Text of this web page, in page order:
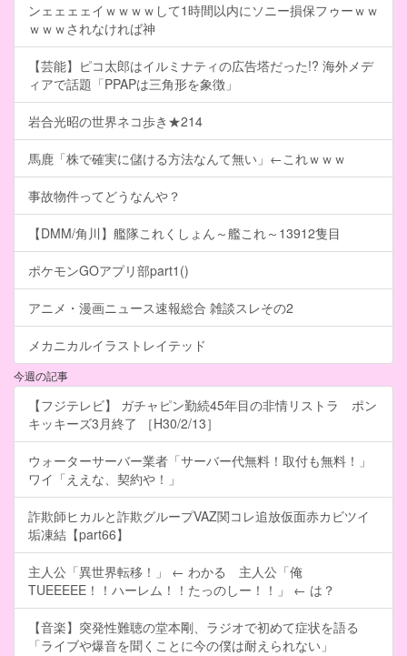
ンェェェェイｗｗｗｗして1時間以内にソニー損保フゥーｗｗ
ｗｗｗされなければ神
【芸能】ピコ太郎はイルミナティの広告塔だった!? 海外メデ
ィアで話題「PPAPは三角形を象徴」
岩合光昭の世界ネコ歩き★214
馬鹿「株で確実に儲ける方法なんて無い」←これｗｗｗ
事故物件ってどうなんや？
【DMM/角川】艦隊これくしょん～艦これ～13912隻目
ポケモンGOアプリ部part1()
アニメ・漫画ニュース速報総合 雑談スレその2
メカニカルイラストレイテッド
今週の記事
【フジテレビ】 ガチャピン勤続45年目の非情リストラ ポン
キッキーズ3月終了 ［H30/2/13］
ウォーターサーバー業者「サーバー代無料！取付も無料！」
ワイ「ええな、契約や！」
詐欺師ヒカルと詐欺グループVAZ関コレ追放仮面赤カビツイ
垢凍結【part66】
主人公「異世界転移！」 ← わかる 主人公「俺
TUEEEEE！！ハーレム！！たっのしー！！」 ← は？
【音楽】突発性難聴の堂本剛、ラジオで初めて症状を語る
「ライブや爆音を聞くことに今の僕は耐えられない」